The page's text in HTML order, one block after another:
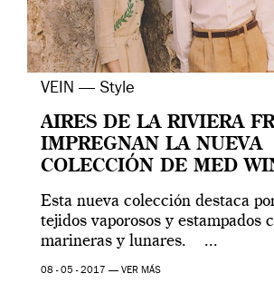
VEIN — Style
AIRES DE LA RIVIERA
IMPREGNAN LA NUEVA
COLECCIÓN DE MED
Esta nueva colección destaca
tejidos vaporosos y estampados
marineras y lunares. ...
08 - 05 - 2017 — VER MÁS